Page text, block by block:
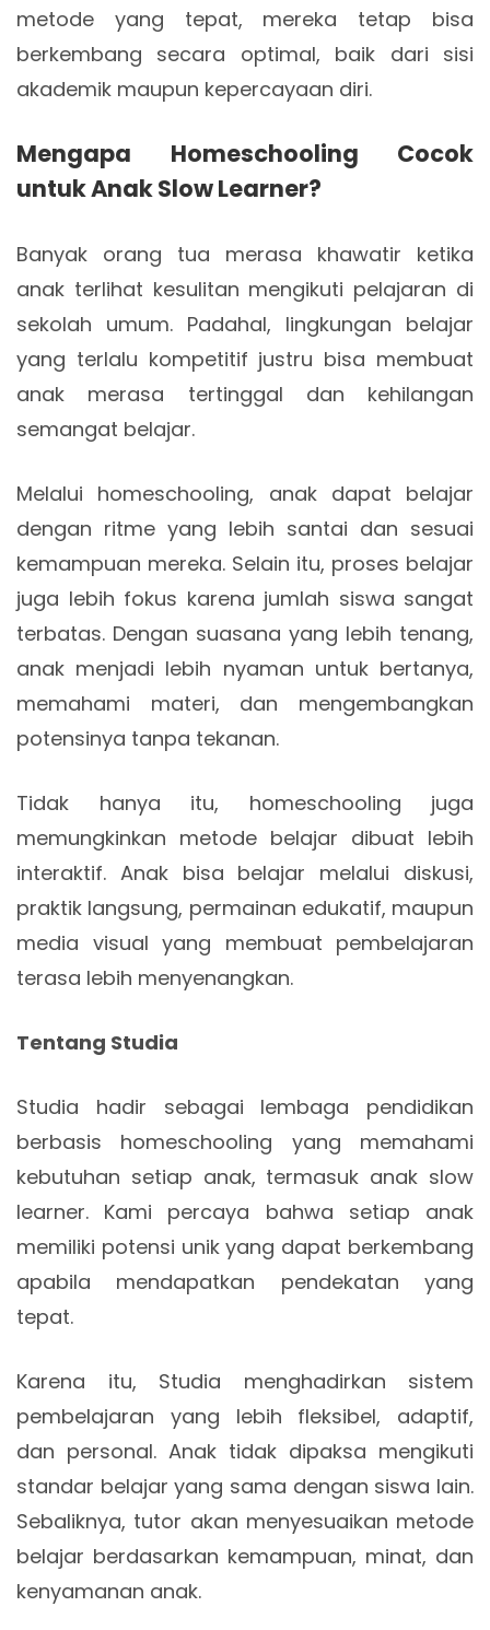
metode yang tepat, mereka tetap bisa
berkembang secara optimal, baik dari sisi
akademik maupun kepercayaan diri.
Mengapa Homeschooling Cocok
untuk Anak Slow Learner?
Banyak orang tua merasa khawatir ketika
anak terlihat kesulitan mengikuti pelajaran di
sekolah umum. Padahal, lingkungan belajar
yang terlalu kompetitif justru bisa membuat
anak merasa tertinggal dan kehilangan
semangat belajar.
Melalui homeschooling, anak dapat belajar
dengan ritme yang lebih santai dan sesuai
kemampuan mereka. Selain itu, proses belajar
juga lebih fokus karena jumlah siswa sangat
terbatas. Dengan suasana yang lebih tenang,
anak menjadi lebih nyaman untuk bertanya,
memahami materi, dan mengembangkan
potensinya tanpa tekanan.
Tidak hanya itu, homeschooling juga
memungkinkan metode belajar dibuat lebih
interaktif. Anak bisa belajar melalui diskusi,
praktik langsung, permainan edukatif, maupun
media visual yang membuat pembelajaran
terasa lebih menyenangkan.
Tentang Studia
Studia hadir sebagai lembaga pendidikan
berbasis homeschooling yang memahami
kebutuhan setiap anak, termasuk anak slow
learner. Kami percaya bahwa setiap anak
memiliki potensi unik yang dapat berkembang
apabila mendapatkan pendekatan yang
tepat.
Karena itu, Studia menghadirkan sistem
pembelajaran yang lebih fleksibel, adaptif,
dan personal. Anak tidak dipaksa mengikuti
standar belajar yang sama dengan siswa lain.
Sebaliknya, tutor akan menyesuaikan metode
belajar berdasarkan kemampuan, minat, dan
kenyamanan anak.